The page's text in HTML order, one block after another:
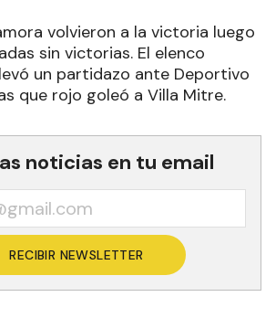
volvieron a la victoria luego
sin victorias. El elenco
un partidazo ante Deportivo
que rojo goleó a Villa Mitre.
noticias en tu email
RECIBIR NEWSLETTER